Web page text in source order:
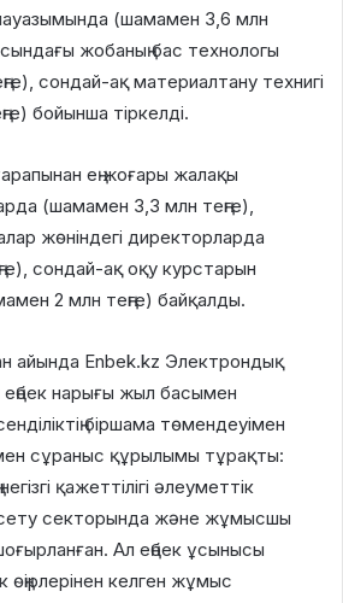
(шамамен 3,6 млн
жобаның бас технологы
сондай-ақ материалтану технигі
бойынша тіркелді.
ең жоғары жалақы
(шамамен 3,3 млн теңге),
жөніндегі директорларда
сондай-ақ оқу курстарын
2 млн теңге) байқалды.
айында Enbek.kz Электрондық
нарығы жыл басымен
біршама төмендеуімен
сұраныс құрылымы тұрақты:
қажеттілігі әлеуметтік
секторында және жұмысшы
Ал еңбек ұсынысы
өңірлерінен келген жұмыс